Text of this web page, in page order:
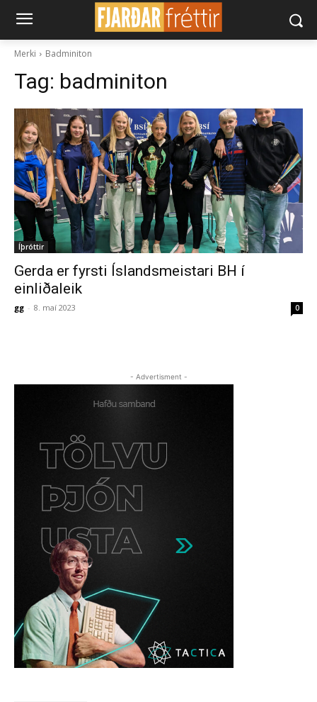
Merki Badminiton
Tag: badminiton
Íþróttir
Gerda er fyrsti Íslandsmeistari BH í
einliðaleik
gg - 8. maí 2023 0
- Advertisment -